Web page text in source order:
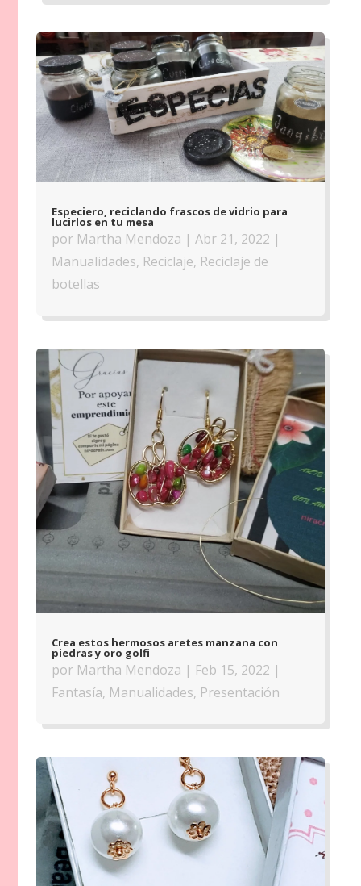
Especiero, reciclando frascos de vidrio para
lucirlos en tu mesa
por Martha Mendoza | Abr 21, 2022 |
Manualidades, Reciclaje, Reciclaje de
botellas
Crea estos hermosos aretes manzana con
piedras y oro golfi
por Martha Mendoza | Feb 15, 2022 |
Fantasía, Manualidades, Presentación